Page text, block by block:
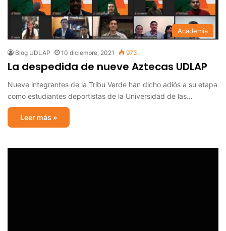
Academia
Blog UDLAP 10 diciembre, 2021 973
La despedida de nueve Aztecas UDLAP
Nueve integrantes de la Tribu Verde han dicho adiós a su etapa
como estudiantes deportistas de la Universidad de las…
Leer más »